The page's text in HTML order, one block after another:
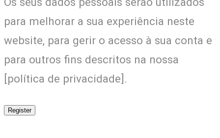
para melhorar a sua experiência neste
website, para gerir o acesso à sua conta e
para outros fins descritos na nossa
[política de privacidade].
Register